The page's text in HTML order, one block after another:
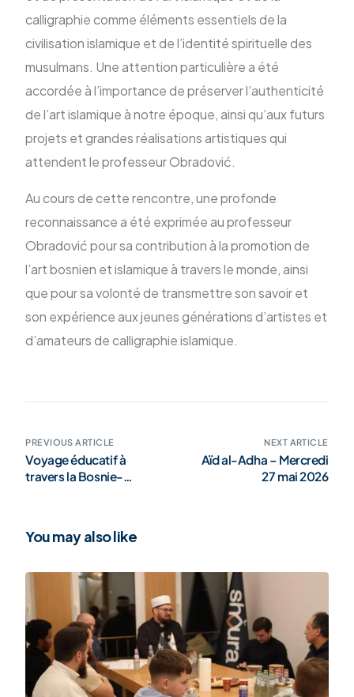
calligraphie comme éléments essentiels de la
civilisation islamique et de l’identité spirituelle des
musulmans. Une attention particulière a été
accordée à l’importance de préserver l’authenticité
de l’art islamique à notre époque, ainsi qu’aux futurs
projets et grandes réalisations artistiques qui
attendent le professeur Obradović.
Au cours de cette rencontre, une profonde
reconnaissance a été exprimée au professeur
Obradović pour sa contribution à la promotion de
l’art bosnien et islamique à travers le monde, ainsi
que pour sa volonté de transmettre son savoir et
son expérience aux jeunes générations d’artistes et
d’amateurs de calligraphie islamique.
PREVIOUS ARTICLE
Voyage éducatif à
travers la Bosnie-
interreligieux (galerie)
NEXT ARTICLE
Aïd al-Adha – Mercredi
27 mai 2026
You may also like